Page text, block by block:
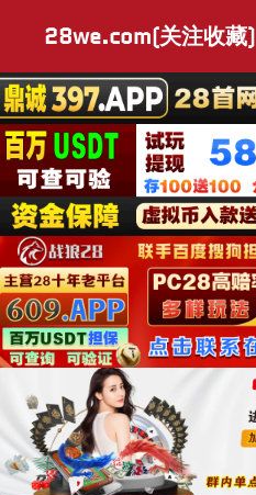
28we.com(关注收藏)